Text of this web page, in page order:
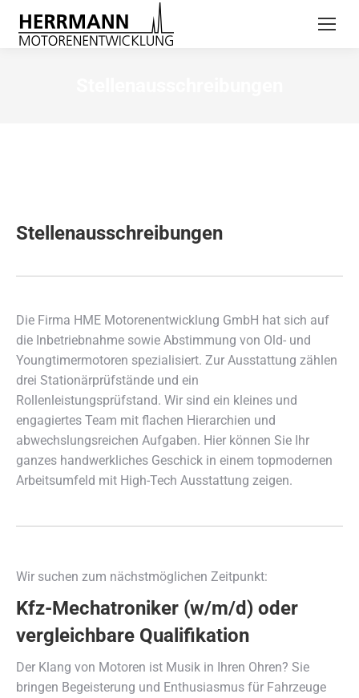
Stellenausschreibungen
Die Firma HME Motorenentwicklung GmbH hat sich auf
die Inbetriebnahme sowie Abstimmung von Old- und
Youngtimermotoren spezialisiert. Zur Ausstattung zählen
drei Stationärprüfstände und ein
Rollenleistungsprüfstand. Wir sind ein kleines und
engagiertes Team mit flachen Hierarchien und
abwechslungsreichen Aufgaben. Hier können Sie Ihr
ganzes handwerkliches Geschick in einem topmodernen
Arbeitsumfeld mit High-Tech Ausstattung zeigen.
Wir suchen zum nächstmöglichen Zeitpunkt:
Kfz-Mechatroniker (w/m/d) oder
vergleichbare Qualifikation
Der Klang von Motoren ist Musik in Ihren Ohren? Sie
bringen Begeisterung und Enthusiasmus für Fahrzeuge